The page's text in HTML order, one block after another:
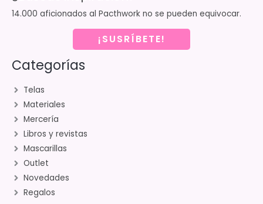
14.000 aficionados al Pacthwork no se pueden equivocar.
¡SUSRÍBETE!
Categorías
Telas
Materiales
Mercería
Libros y revistas
Mascarillas
Outlet
Novedades
Regalos